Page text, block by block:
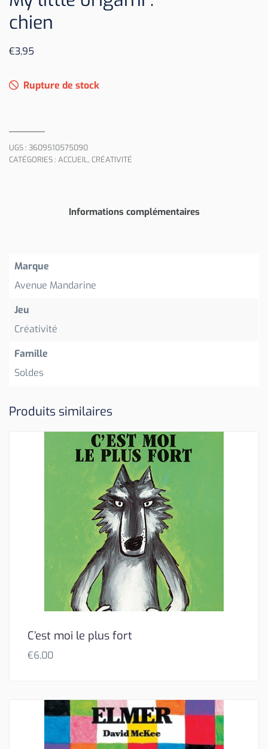
chien
€3,95
Rupture de stock
UGS : 3609510575090
CATÉGORIES : ACCUEIL, CRÉATIVITÉ
Informations complémentaires
Marque
Avenue Mandarine
Jeu
Créativité
Famille
Soldes
Produits similaires
C’est moi le plus fort
€6,00